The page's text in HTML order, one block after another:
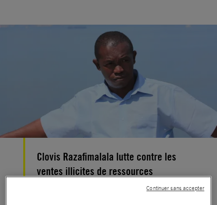
Clovis Razafimalala lutte contre les
ventes illicites de ressources
Continuer sans accepter